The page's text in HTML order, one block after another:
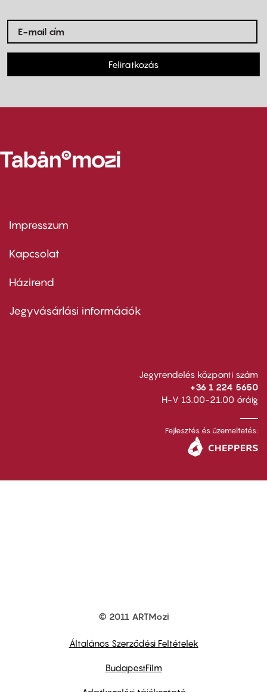
Feliratkozás
Footer
first
Impresszum
Kapcsolat
Footer
second
Házirend
Jegyvásárlási információk
Jegyrendelés központi szám
+36 1 224 5650
H-V 13.00-21.00 óráig
Fejlesztés és üzemeltetés:
© 2011 ARTMozi
Általános Szerződési Feltételek
BudapestFilm